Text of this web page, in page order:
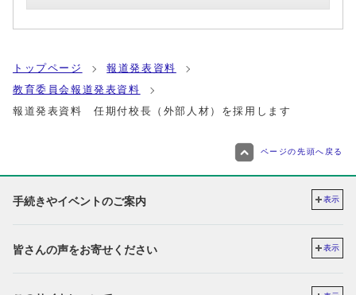
トップページ
報道発表資料
教育委員会報道発表資料
報道発表資料 任期付校長（外部人材）を採用します
ページの先頭へ戻る
手続きやイベントのご案内 表示
皆さんの声をお寄せください 表示